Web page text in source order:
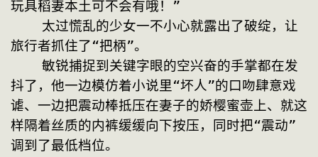
玩具稻妻本土可不会有哦！”
旅行者抓住了“把柄”。
抖了，他一边模仿着小说里“坏人”的口吻肆意戏
谑、一边把震动棒抵压在妻子的娇樱蜜壶上、就这
样隔着丝质的内裤缓缓向下按压，同时把“震动”
调到了最低档位。